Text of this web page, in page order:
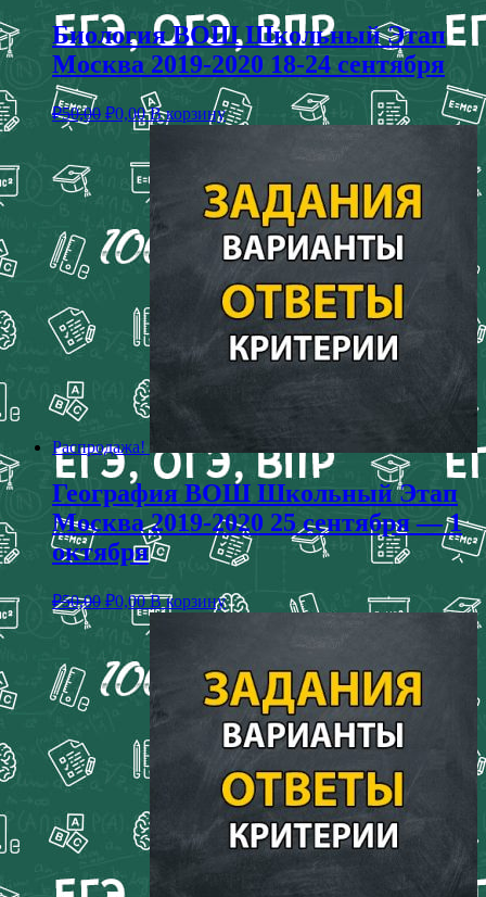
Биология ВОШ Школьный Этап
Москва 2019-2020 18-24 сентября
₽50,00 ₽0,00 В корзину
Распродажа!
География ВОШ Школьный Этап
Москва 2019-2020 25 сентября — 1
октября
₽50,00 ₽0,00 В корзину